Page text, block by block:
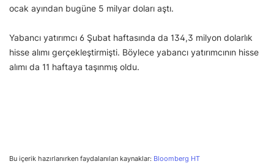
ocak ayından bugüne 5 milyar doları aştı.
Yabancı yatırımcı 6 Şubat haftasında da 134,3 milyon dolarlık
hisse alımı gerçekleştirmişti. Böylece yabancı yatırımcının hisse
alımı da 11 haftaya taşınmış oldu.
Bu içerik hazırlanırken faydalanılan kaynaklar: Bloomberg HT